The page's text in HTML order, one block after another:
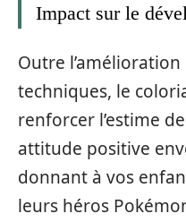
Impact sur le
Outre
techniques, le
renforcer l’estime
attitude positive
donnant à vos
leurs héros